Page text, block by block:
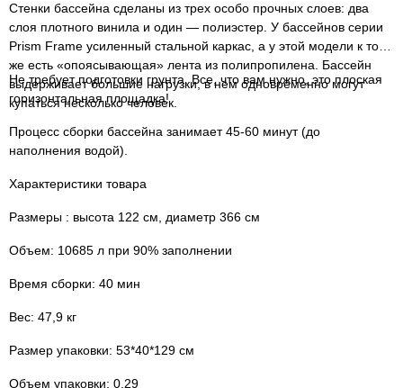
Стенки бассейна сделаны из трех особо прочных слоев: два
слоя плотного винила и один — полиэстер. У бассейнов серии
Prism Frame усиленный стальной каркас, а у этой модели к тому
же есть «опоясывающая» лента из полипропилена. Бассейн
выдерживает большие нагрузки, в нем одновременно могут
купаться несколько человек.
Не требует подготовки грунта. Все, что вам нужно, это плоская
горизонтальная площадка!
Процесс сборки бассейна занимает 45-60 минут (до
наполнения водой).
Характеристики товара
Размеры : высота 122 см, диаметр 366 см
Объем: 10685 л при 90% заполнении
Время сборки: 40 мин
Вес: 47,9 кг
Размер упаковки: 53*40*129 см
Объем упаковки: 0,29